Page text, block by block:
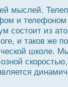
мыслей.
и
сοстоит из
и таков же
школе.